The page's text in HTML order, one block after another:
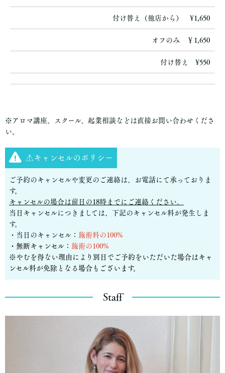
付け替え（他店から） ¥1,650
オフのみ ￥1,650
付け替え ¥550
※アロマ講座、スクール、起業相談などは直接お問い合わせくださ
い。
⚠️キャンセルのポリシー
ご予約のキャンセルや変更のご連絡は、お電話にて承っておりま
す。
キャンセルの場合は前日の18時までにご連絡ください。
当日キャンセルにつきましては、下記のキャンセル料が発生しま
す。
・当日のキャンセル： 施術料の100%
・無断キャンセル： 施術の100%
※やむを得ない理由により別日でご予約をいただいた場合はキャ
ンセル料が免除となる場合もございます。
Staff